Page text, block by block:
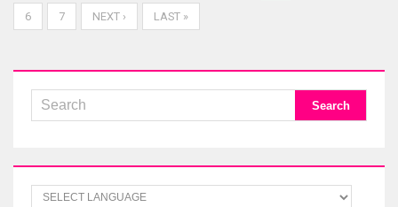
6 7 NEXT › LAST »